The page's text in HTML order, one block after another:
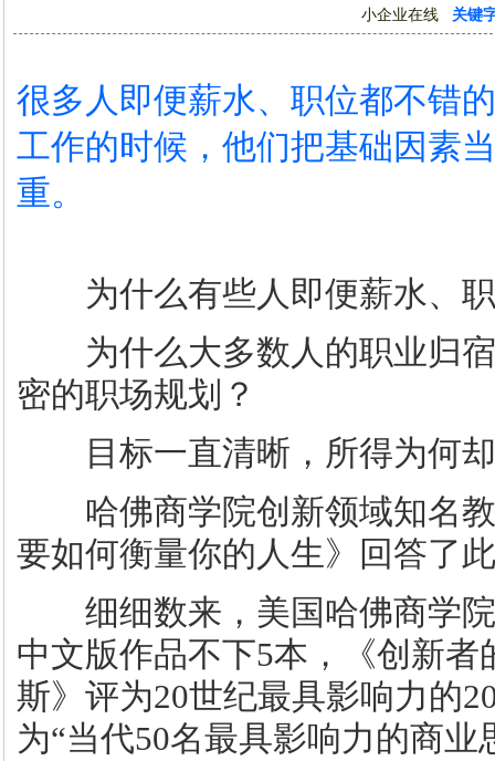
小企业在线 关键
很多人即便薪水、职位都不错
工作的时候，他们把基础因素
重。
为什么有些人即便薪水、职
为什么大多数人的职业归宿
密的职场规划？
目标一直清晰，所得为何却
哈佛商学院创新领域知名教
要如何衡量你的人生》回答了
细细数来，美国哈佛商学院
中文版作品不下5本，《创新
斯》评为20世纪最具影响力的
为“当代50名最具影响力的商